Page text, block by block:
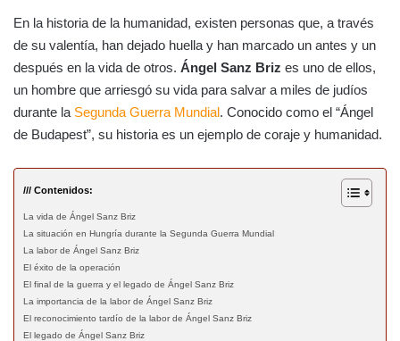
En la historia de la humanidad, existen personas que, a través
de su valentía, han dejado huella y han marcado un antes y un
después en la vida de otros. Ángel Sanz Briz es uno de ellos,
un hombre que arriesgó su vida para salvar a miles de judíos
durante la Segunda Guerra Mundial. Conocido como el “Ángel
de Budapest”, su historia es un ejemplo de coraje y humanidad.
/// Contenidos:
La vida de Ángel Sanz Briz
La situación en Hungría durante la Segunda Guerra Mundial
La labor de Ángel Sanz Briz
El éxito de la operación
El final de la guerra y el legado de Ángel Sanz Briz
La importancia de la labor de Ángel Sanz Briz
El reconocimiento tardío de la labor de Ángel Sanz Briz
El legado de Ángel Sanz Briz